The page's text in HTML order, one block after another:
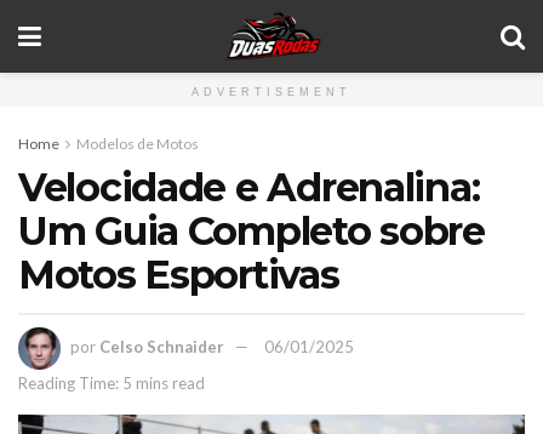
ADVERTISEMENT
Home Modelos de Motos
Velocidade e Adrenalina:
Um Guia Completo sobre
Motos Esportivas
por Celso Schnaider
06/01/2025
Reading Time: 5 mins read